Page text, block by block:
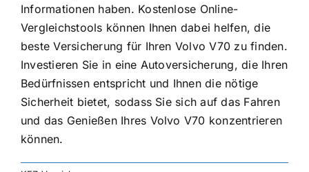
Informationen haben. Kostenlose Online-
Vergleichstools können Ihnen dabei helfen, die
beste Versicherung für Ihren Volvo V70 zu finden.
Investieren Sie in eine Autoversicherung, die Ihren
Bedürfnissen entspricht und Ihnen die nötige
Sicherheit bietet, sodass Sie sich auf das Fahren
und das Genießen Ihres Volvo V70 konzentrieren
können.